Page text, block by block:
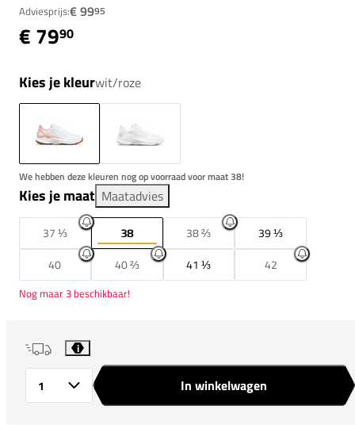
Adviesprijs:€ 9995
€ 7990
Kies je kleurwit/roze
We hebben deze kleuren nog op voorraad voor maat 38!
Kies je maat Maatadvies
37 ⅓ 38 38 ⅔
39 ⅓
40
40 ⅔ 41 ⅓ 42
Nog maar 3 beschikbaar!
i
In winkelwagen